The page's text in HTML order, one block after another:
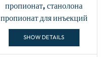
пропионат, станолона
пропионат для инъекций
SHOW DETAILS